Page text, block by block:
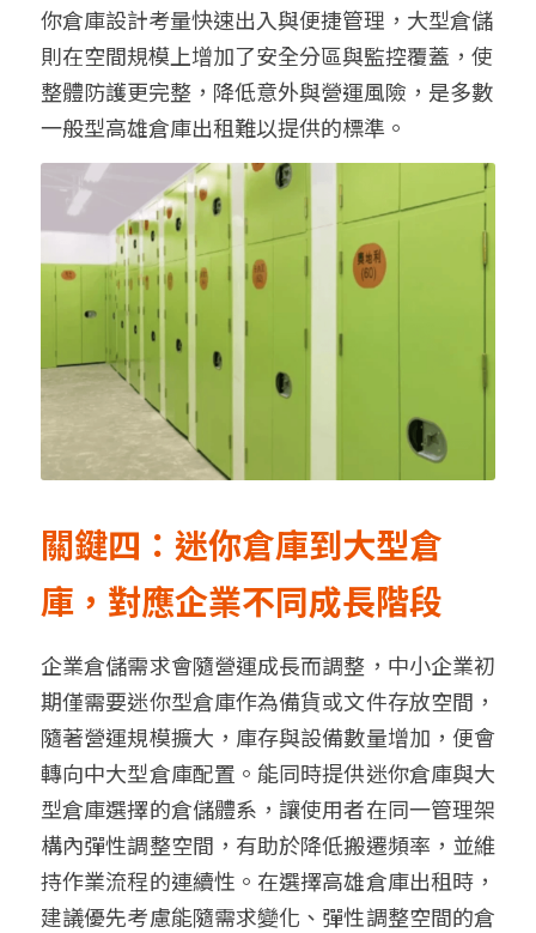
你倉庫設計考量快速出入與便捷管理，大型倉儲
則在空間規模上增加了安全分區與監控覆蓋，使
整體防護更完整，降低意外與營運風險， 是多數
一般型高雄倉庫出租難以提供的標準。
關鍵四：迷你倉庫到大型倉
庫，對應企業不同成長階段
企業倉儲需求會隨營運成長而調整， 中小企業初
期僅需要迷你型倉庫作為備貨或文件存放空間，
隨著營運規模擴大，庫存與設備數量增加，便會
轉向中大型倉庫配置 。 能同時提供迷你倉庫與大
型倉庫選擇的倉儲體系，讓使用者在同一管理架
構內彈性調整空間，有助於降低搬遷頻率，並維
持作業流程的連續性。在選擇高雄倉庫出租時，
建議優先考慮能隨需求變化、彈性調整空間的倉